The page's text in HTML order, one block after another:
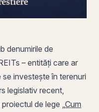
denumirile de
– entități care ar
investește în terenuri
legislativ recent,
de lege „ Cum